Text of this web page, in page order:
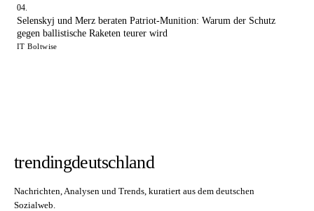
Selenskyj und Merz beraten Patriot-Munition: Warum der Schutz
gegen ballistische Raketen teurer wird
IT Boltwise
trendingdeutschland
Nachrichten, Analysen und Trends, kuratiert aus dem deutschen
Sozialweb.